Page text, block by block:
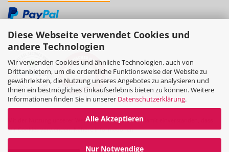
Diese Webseite verwendet Cookies und
andere Technologien
Wir verwenden Cookies und ähnliche Technologien, auch von
Drittanbietern, um die ordentliche Funktionsweise der Website zu
gewährleisten, die Nutzung unseres Angebotes zu analysieren und
Ihnen ein bestmögliches Einkaufserlebnis bieten zu können. Weitere
Informationen finden Sie in unserer Datenschutzerklärung.
Alle Akzeptieren
Nur Notwendige
Mit der Nutzung unserer Website erklären Sie sich damit einverstanden, dass
wir Cookies verwenden.Nähere Informationen